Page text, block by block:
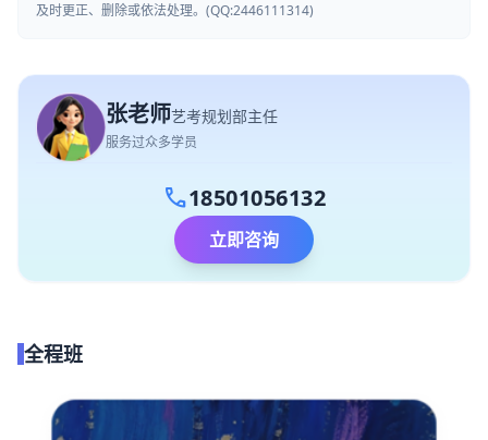
及时更正、删除或依法处理。(QQ:2446111314)
张老师艺考规划部主任
服务过众多学员
call18501056132
立即咨询
全程班